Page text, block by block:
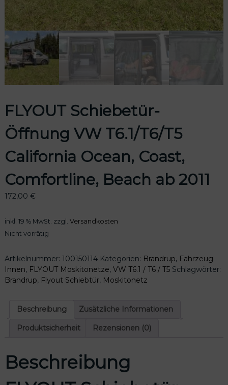
FLYOUT Schiebetür-
Öffnung VW T6.1/T6/T5
California Ocean, Coast,
Comfortline, Beach ab 2011
172,00 €
inkl. 19 % MwSt. zzgl. Versandkosten
Nicht vorrätig
Artikelnummer: 100150114 Kategorien: Brandrup, Fahrzeug
Innen, FLYOUT Moskitonetze, VW T6.1 / T6 / T5 Schlagwörter:
Brandrup, Flyout Schiebtür, Moskitonetz
Beschreibung Zusätzliche Informationen
Produktsicherheit Rezensionen (0)
Beschreibung